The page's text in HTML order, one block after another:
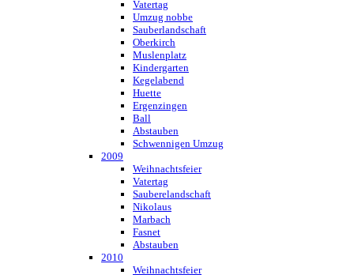
Vatertag
Umzug nobbe
Sauberlandschaft
Oberkirch
Muslenplatz
Kindergarten
Kegelabend
Huette
Ergenzingen
Ball
Abstauben
Schwennigen Umzug
2009
Weihnachtsfeier
Vatertag
Sauberelandschaft
Nikolaus
Marbach
Fasnet
Abstauben
2010
Weihnachtsfeier